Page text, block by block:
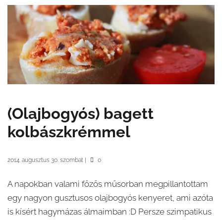
(Olajbogyós) bagett
kolbászkrémmel
2014. augusztus 30. szombat 0
A napokban valami főzős műsorban megpillantottam
egy nagyon gusztusos olajbogyós kenyeret, ami azóta
is kísért hagymázas álmaimban :D Persze szimpatikus